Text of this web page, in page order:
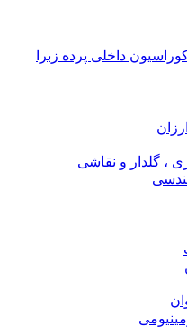
، گلدار و نقاشی